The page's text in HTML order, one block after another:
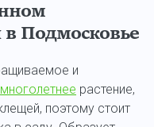
Подмосковье
и
многолетнее растение,
поэтому стоит